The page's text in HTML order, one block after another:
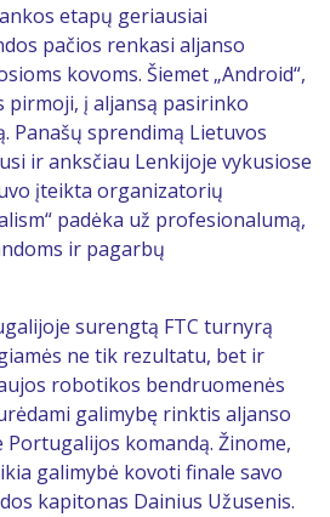
etapų geriausiai
pačios renkasi aljanso
kovoms. Šiemet „Android“,
į aljansą pasirinko
Panašų sprendimą Lietuvos
ir anksčiau Lenkijoje vykusiose
įteikta organizatorių
padėka už profesionalumą,
ir pagarbų
surengtą FTC turnyrą
ne tik rezultatu, bet ir
robotikos bendruomenės
galimybę rinktis aljanso
komandą. Žinome,
galimybė kovoti finale savo
kapitonas Dainius Užusenis.